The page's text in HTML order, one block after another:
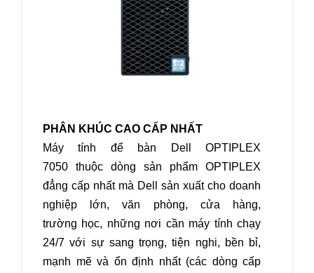
PHÂN KHÚC CAO CẤP NHẤT
Máy tính để bàn Dell OPTIPLEX
7050 thuộc dòng sản phẩm OPTIPLEX
đẳng cấp nhất mà Dell sản xuất cho doanh
nghiệp lớn, văn phòng, cửa hàng,
trường học, những nơi cần máy tính chạy
24/7 với sự sang trọng, tiện nghi, bền bỉ,
mạnh mẽ và ổn định nhất (các dòng cấp